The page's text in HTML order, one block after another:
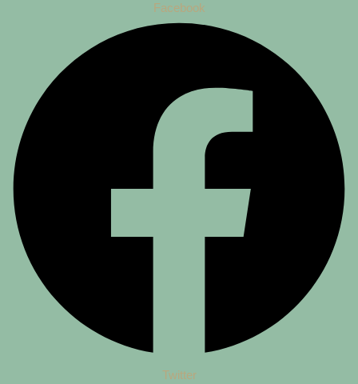
Facebook
Twitter